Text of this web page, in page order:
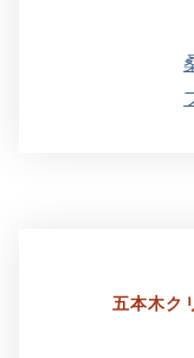
五本木ク
五本木
電話